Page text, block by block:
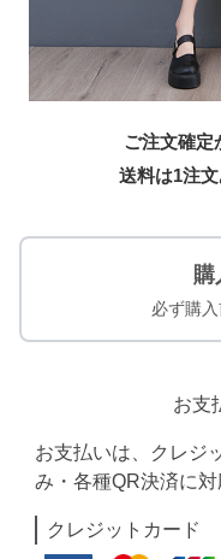
ご注文確定
送料は1注文
購
必ず購入
お支
お支払いは、クレジ
み・各種QR決済に対
クレジットカード